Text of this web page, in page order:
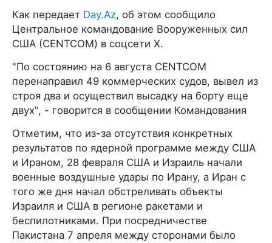
Как передает Day.Az, об этом сообщило
Центральное командование Вооруженных сил
США (CENTCOM) в соцсети X.
"По состоянию на 6 августа CENTCOM
перенаправил 49 коммерческих судов, вывел из
строя два и осуществил высадку на борту еще
двух", - говорится в сообщении Командования
Отметим, что из-за отсутствия конкретных
результатов по ядерной программе между США
и Ираном, 28 февраля США и Израиль начали
военные воздушные удары по Ирану, а Иран с
того же дня начал обстреливать объекты
Израиля и США в регионе ракетами и
беспилотниками. При посредничестве
Пакистана 7 апреля между сторонами было